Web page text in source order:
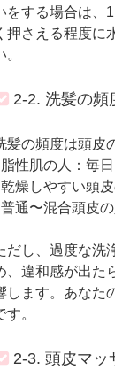
をする場合は、
押さえる程度に
。
2-2. 洗髪の頻
髪の頻度は頭皮
性肌の人：毎
燥しやすい頭
通〜混合頭皮
だし、過度な洗
、違和感が出た
します。あなた
す。
2-3. 頭皮マッ